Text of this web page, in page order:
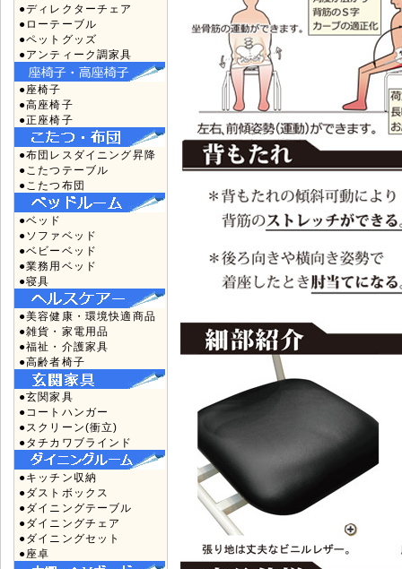
●ディレクターチェア
●ローテーブル
●ペットグッズ
●アンティーク調家具
●座椅子
●高座椅子
●正座椅子
●布団レスダイニング昇降
●こたつテーブル
●こたつ布団
●ベッド
●ソファベッド
●ベビーベッド
●業務用ベッド
●寝具
●美容健康・環境快適商品
●雑貨・家電用品
●福祉・介護家具
●高齢者椅子
●玄関家具
●コートハンガー
●スクリーン(衝立)
●タチカワブラインド
●キッチン収納
●ダストボックス
●ダイニングテーブル
●ダイニングチェア
●ダイニングセット
●座卓